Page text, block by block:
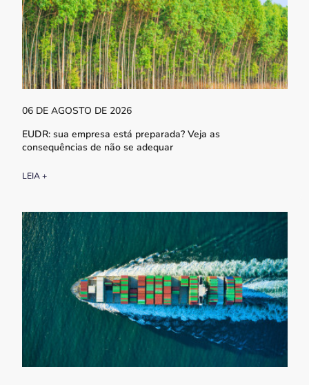
06 DE AGOSTO DE 2026
EUDR: sua empresa está preparada? Veja as
consequências de não se adequar
LEIA +